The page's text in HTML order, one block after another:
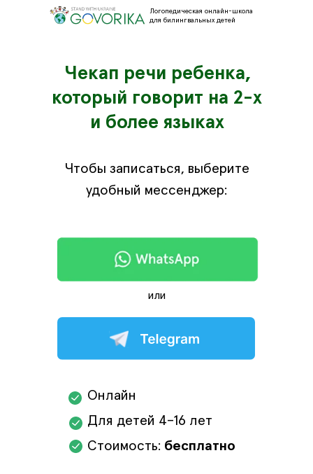
или
Чекап речи ребенка,
который говорит на 2-х
и более языках
Чтобы записаться, выберите
удобный мессенджер:
Онлайн
Для детей 4–16 лет
Стоимость: бесплатно
Логопедическая онлайн-школа
для билингвальных детей